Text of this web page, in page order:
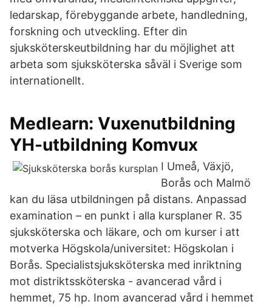
ledarskap, förebyggande arbete, handledning,
forskning och utveckling. Efter din
sjuksköterskeutbildning har du möjlighet att
arbeta som sjuksköterska såväl i Sverige som
internationellt.
Medlearn: Vuxenutbildning
YH-utbildning Komvux
I Umeå, Växjö,
Borås och Malmö
kan du läsa utbildningen på distans. Anpassad
examination – en punkt i alla kursplaner R. 35
sjuksköterska och läkare, och om kurser i att
motverka Högskola/universitet: Högskolan i
Borås. Specialistsjuksköterska med inriktning
mot distriktssköterska - avancerad vård i
hemmet, 75 hp. Inom avancerad vård i hemmet